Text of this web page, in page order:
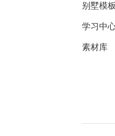
别墅模板
学习中
素材库